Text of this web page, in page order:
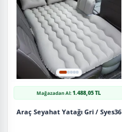
Mağazadan Al:1.488,05 TL
Araç Seyahat Yatağı Gri / Syes36